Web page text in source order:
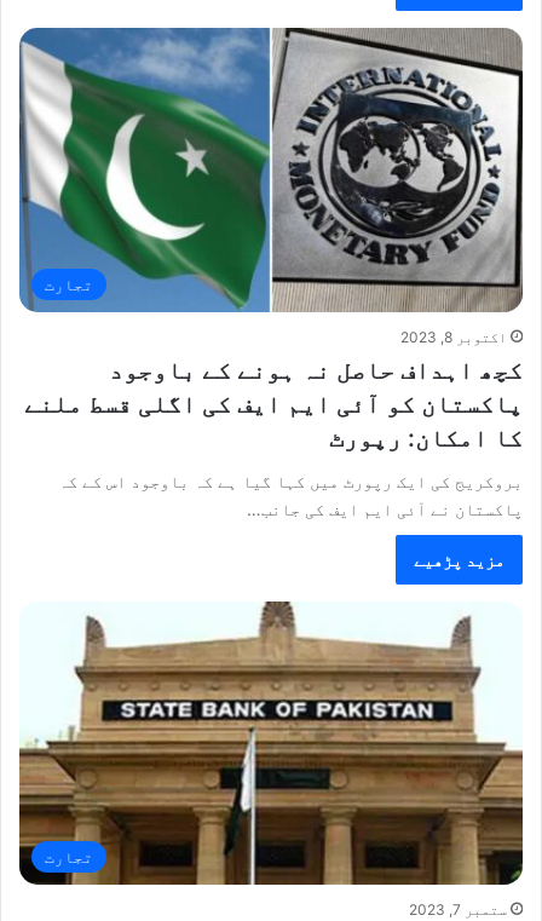
تجارت
اکتوبر 8, 2023
کچھ اہداف حاصل نہ ہونے کے باوجود
پاکستان کو آئی ایم ایف کی اگلی قسط ملنے
کا امکان: رپورٹ
بروکریج کی ایک رپورٹ میں کہا گیا ہے کہ باوجود اس کے کہ
پاکستان نے آئی ایم ایف کی جانب…
مزید پڑھیے
تجارت
ستمبر 7, 2023